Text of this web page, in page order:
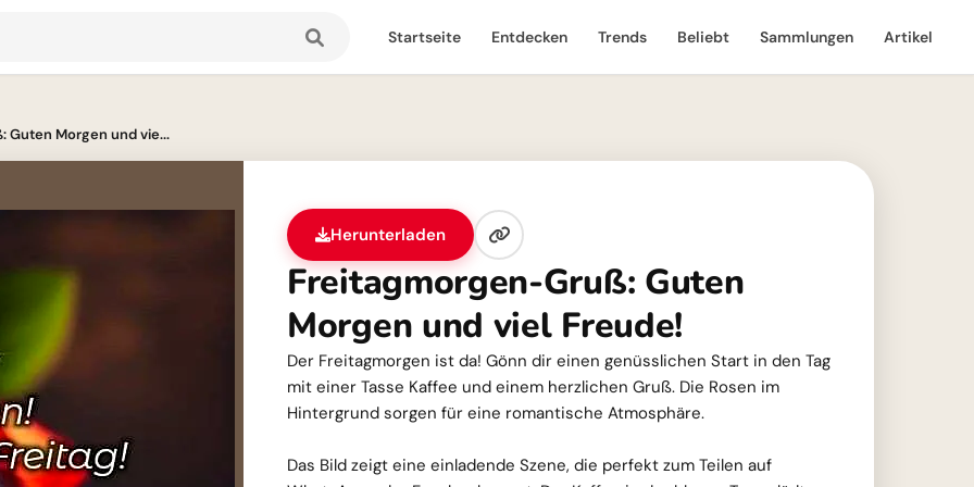
Startseite Entdecken Trends Beliebt Sammlungen Artikel
Guten Morgen und vie...
Herunterladen
Freitagmorgen-Gruß: Guten
Morgen und viel Freude!
Der Freitagmorgen ist da! Gönn dir einen genüsslichen Start in den Tag
mit einer Tasse Kaffee und einem herzlichen Gruß. Die Rosen im
Hintergrund sorgen für eine romantische Atmosphäre.
Das Bild zeigt eine einladende Szene, die perfekt zum Teilen auf